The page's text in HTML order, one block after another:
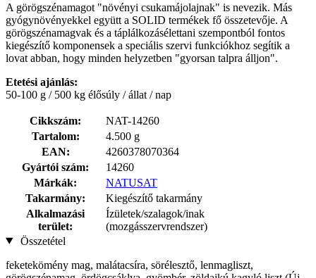
A görögszénamagot "növényi csukamájolajnak" is nevezik. Más
gyógynövényekkel együtt a SOLID termékek fő összetevője. A
görögszénamagvak és a táplálkozásélettani szempontból fontos
kiegészítő komponensek a speciális szervi funkciókhoz segítik a
lovat abban, hogy minden helyzetben "gyorsan talpra álljon".
Etetési ajánlás:
50-100 g / 500 kg élősúly / állat / nap
Cikkszám:
NAT-14260
Tartalom:
4.500 g
EAN:
4260378070364
Gyártói szám:
14260
Márkák:
NATUSAT
Takarmány:
Kiegészítő takarmány
Alkalmazási
terület:
Ízületek/szalagok/inak
(mozgásszervrendszer)
Összetétel
feketekömény mag, malátacsíra, sörélesztő, lenmagliszt,